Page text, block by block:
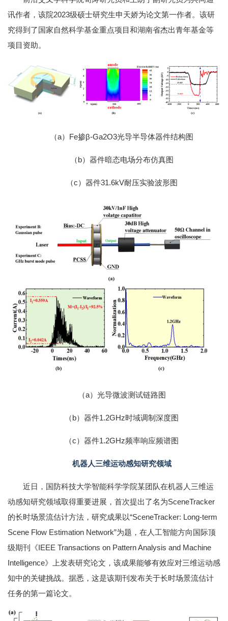
讯作者，该院2023级硕士研究生申天娇为论文第一作者。该研
究得到了国家自然科学基金重点项目和湖南省杰出青年基金等
项目资助。
（a）Fe掺β-Ga2O3光导半导体器件结构图
（b）器件暗态电场分布仿真图
（c）器件31.6kV耐压实验波形图
（a）光导微波测试链路图
（b）器件1.2GHz时域调制深度图
（c）器件1.2GHz频率响应频谱图
机器人三维运动感知研究领域
近日，国防科技大学智能科学学院某团队在机器人三维运
动感知研究领域取得重要进展，首次提出了名为SceneTracker
的长时场景流估计方法，研究成果以“SceneTracker: Long-term
Scene Flow Estimation Network”为题，在人工智能方向国际顶
级期刊《IEEE Transactions on Pattern Analysis and Machine
Intelligence》上发表研究论文，该成果能够有效应对三维运动感
知中的关键挑战。据悉，这是该期刊发布关于长时场景流估计
任务的第一篇论文。